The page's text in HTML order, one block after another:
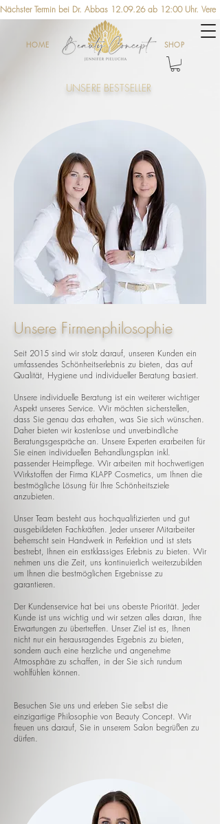
Nächster Termin bei Dr. Abbas 12.09.26 ab 12:00 Uhr.
UNSERE BESTSELLER
HOME SHOP
Unsere Firmenphilosophie
Seit 2015 sind wir stolz darauf, unseren Kunden ein
umfassendes Schönheitserlebnis zu bieten, das auf
Qualität, Hygiene und individueller Beratung basiert.
Unsere individuelle Beratung ist ein weiterer wichtiger
Aspekt unseres Service. Wir möchten sicherstellen,
dass Sie genau das erhalten, was Sie sich wünschen.
Daher bieten wir kostenlose und unverbindliche
Beratungsgespräche an. Unsere Experten erarbeiten für
Sie einen individuellen Behandlungsplan inkl.
passender Heimpflege. Wir arbeiten mit hochwertigen
Wirkstoffen der Firma KLAPP Cosmetics, um Ihnen die
bestmögliche Lösung für Ihre Schönheitsziele
anzubieten.
Unser Team besteht aus hochqualifizierten und gut
ausgebildeten Fachkräften. Jeder unserer Mitarbeiter
beherrscht sein Handwerk in Perfektion und ist stets
bestrebt, Ihnen ein erstklassiges Erlebnis zu bieten. Wir
nehmen uns die Zeit, uns kontinuierlich weiterzubilden
um Ihnen die bestmöglichen Ergebnisse zu
garantieren.
Der Kundenservice hat bei uns oberste Priorität. Jeder
Kunde ist uns wichtig und wir setzen alles daran, Ihre
Erwartungen zu übertreffen. Unser Ziel ist es, Ihnen
nicht nur ein herausragendes Ergebnis zu bieten,
sondern auch eine herzliche und angenehme
Atmosphäre zu schaffen, in der Sie sich rundum
wohlfühlen können.
Besuchen Sie uns und erleben Sie selbst die
einzigartige Philosophie von Beauty Concept. Wir
freuen uns darauf, Sie in unserem Salon begrüßen zu
dürfen.